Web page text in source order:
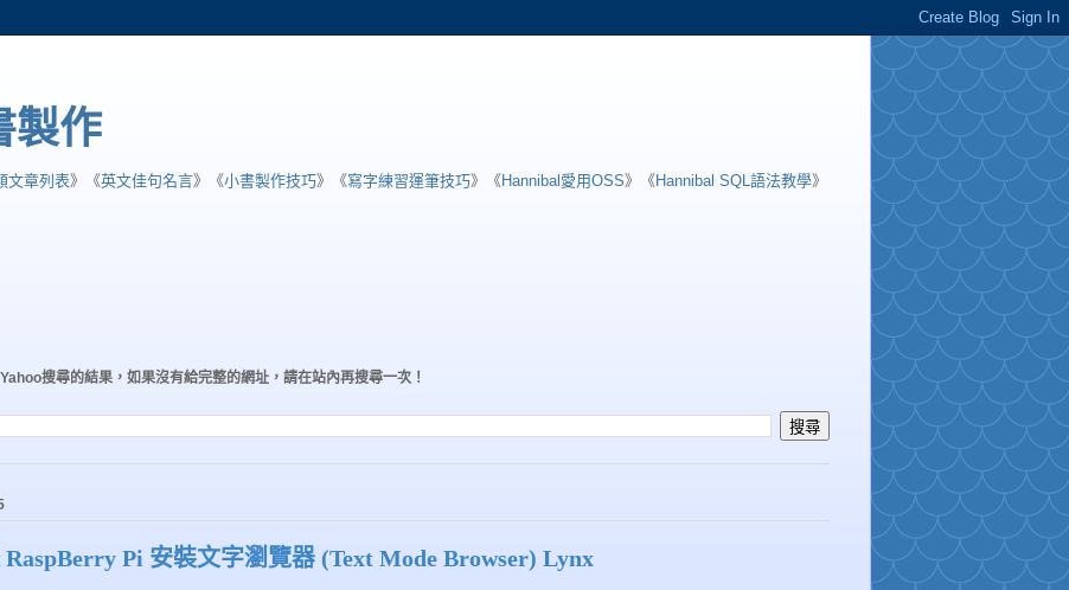
製作
文章列表》《英文佳句名言》《小書製作技巧》《寫字練習運筆技巧》《 Hannibal愛用OSS》《 Hannibal SQL語法教學》
搜尋的結果，如果沒有給完整的網址，請在站內再搜尋一次！
Pi 安裝文字瀏覽器 (Text Mode Browser) Lynx